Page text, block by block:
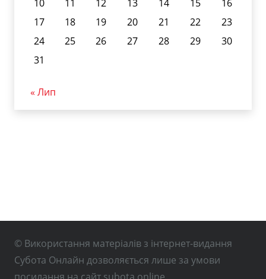
10
11 12 13 14 15
16
17
18 19 20 21 22
23
24
25 26 27 28 29
30
31
« Лип
© Використання матеріалів з інтернет-видання
Субота Онлайн дозволяється лише за умови